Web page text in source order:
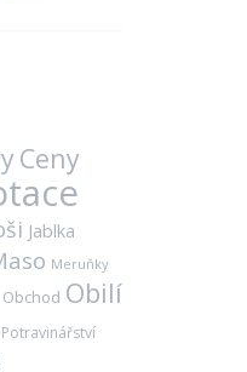
Ceny
Jablka
Meruňky
Obchod Obilí
Potravinářství